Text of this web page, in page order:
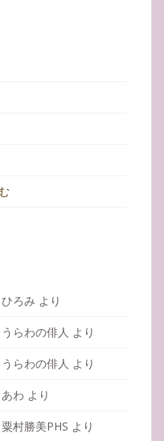
ひろみ より
うらわの俳人 より
うらわの俳人 より
あわ より
粟村勝美PHS より